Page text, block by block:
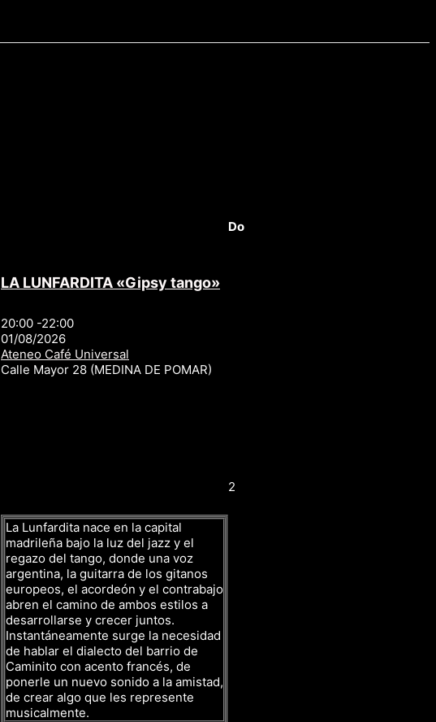
Do
LA LUNFARDITA «Gipsy tango»
20:00 -22:00
01/08/2026
Ateneo Café Universal
Calle Mayor 28 (MEDINA DE POMAR)
La Lunfardita nace en la capital
madrileña bajo la luz del jazz y el
regazo del tango, donde una voz
argentina, la guitarra de los gitanos
europeos, el acordeón y el contrabajo
abren el camino de ambos estilos a
desarrollarse y crecer juntos.
Instantáneamente surge la necesidad
de hablar el dialecto del barrio de
Caminito con acento francés, de
ponerle un nuevo sonido a la amistad,
de crear algo que les represente
musicalmente.
2